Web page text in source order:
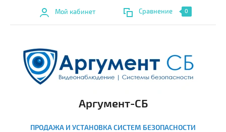
Мой кабинет Сравнение 0
Аргумент-СБ
ПРОДАЖА И УСТАНОВКА СИСТЕМ БЕЗОПАСНОСТИ